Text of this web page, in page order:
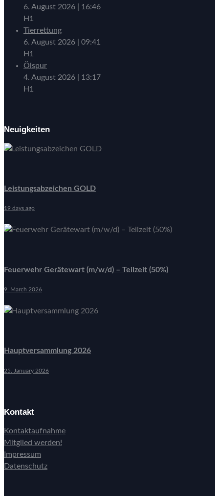
6. August 2026
16:46
H1
Tierrettung
6. August 2026
09:41
H1
Ölspur
4. August 2026
13:17
H1
Neuigkeiten
Leistungsabzeichen GOLD
19 days ago
Feuerwehr Gerätewart (m/w/d) – Teilzeit (50%)
9. March 2026
Hauptversammlung 2026
25. January 2026
Kontakt
Kontaktaufnahme
Mitglied werden!
Impressum
Datenschutz